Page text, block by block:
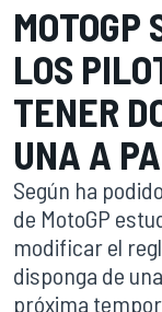
MOTOGP
LOS
TENER
UNA A
Según ha
de MotoGP
modificar el
disponga de
próxima